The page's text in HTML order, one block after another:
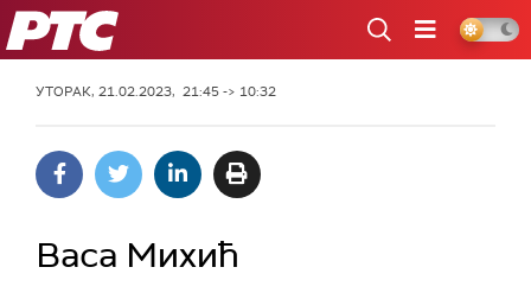
РТС
УТОРАК, 21.02.2023, 21:45 -> 10:32
Васа Михић